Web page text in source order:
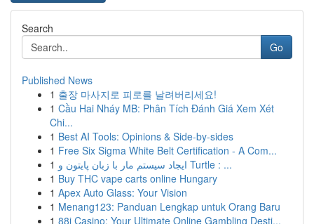
Search
Go
Published News
1 출장 마사지로 피로를 날려버리세요!
1 Cầu Hai Nháy MB: Phân Tích Đánh Giá Xem Xét
Chi...
1 Best AI Tools: Opinions & Side-by-sides
1 Free Six Sigma White Belt Certification - A Com...
1
ایجاد سیستم مار با زبان پایتون و Turtle : ...
1 Buy THC vape carts online Hungary
1 Apex Auto Glass: Your Vision
1 Menang123: Panduan Lengkap untuk Orang Baru
1 88i Casino: Your Ultimate Online Gambling Desti...